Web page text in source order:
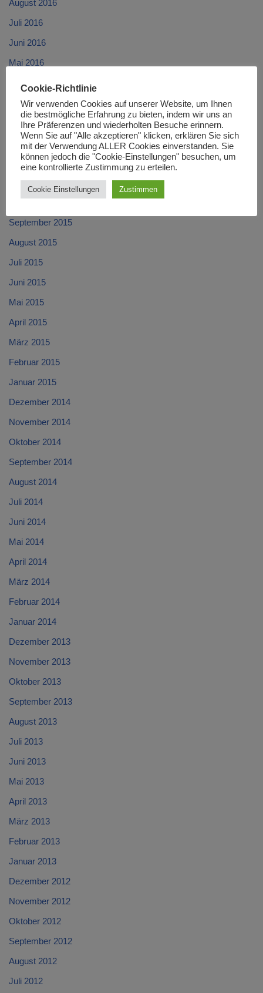
August 2016
Juli 2016
Juni 2016
Mai 2016
April 2016
März 2016
Februar 2016
Januar 2016
Dezember 2015
November 2015
September 2015
August 2015
Juli 2015
Juni 2015
Mai 2015
April 2015
März 2015
Februar 2015
Januar 2015
Dezember 2014
November 2014
Oktober 2014
September 2014
August 2014
Juli 2014
Juni 2014
Mai 2014
April 2014
März 2014
Februar 2014
Januar 2014
Dezember 2013
November 2013
Oktober 2013
September 2013
August 2013
Juli 2013
Juni 2013
Mai 2013
April 2013
März 2013
Februar 2013
Januar 2013
Dezember 2012
November 2012
Oktober 2012
September 2012
August 2012
Juli 2012
Cookie-Richtlinie
Wir verwenden Cookies auf unserer Website, um Ihnen
die bestmögliche Erfahrung zu bieten, indem wir uns an
Ihre Präferenzen und wiederholten Besuche erinnern.
Wenn Sie auf "Alle akzeptieren" klicken, erklären Sie sich
mit der Verwendung ALLER Cookies einverstanden. Sie
können jedoch die "Cookie-Einstellungen" besuchen, um
eine kontrollierte Zustimmung zu erteilen.
Cookie Einstellungen Zustimmen